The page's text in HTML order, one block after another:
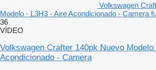
Volkswagen
Modelo - L3H3 - Aire Acondicionado - Camera
36
VÍDEO
Volkswagen Crafter 140pk Nuevo
Acondicionado - Camera